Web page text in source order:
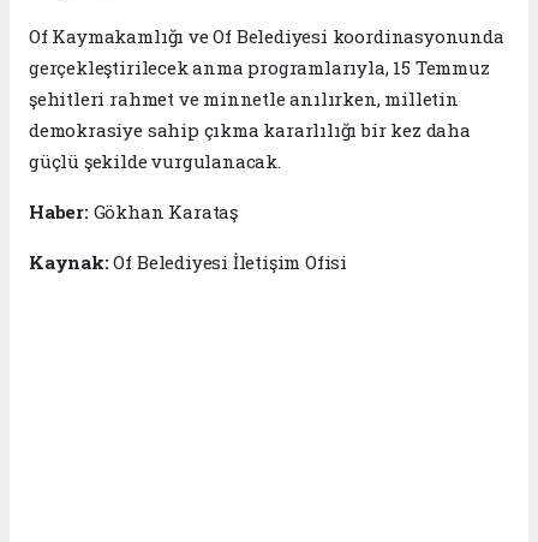
Of Kaymakamlığı ve Of Belediyesi koordinasyonunda
gerçekleştirilecek anma programlarıyla, 15 Temmuz
şehitleri rahmet ve minnetle anılırken, milletin
demokrasiye sahip çıkma kararlılığı bir kez daha
güçlü şekilde vurgulanacak.
Haber: Gökhan Karataş
Kaynak:Of Belediyesi İletişim Ofisi